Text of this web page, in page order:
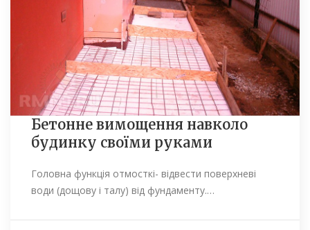
Бетонне вимощення навколо
будинку своїми руками
Головна функція отмосткі- відвести поверхневі
води (дощову і талу) від фундаменту.…